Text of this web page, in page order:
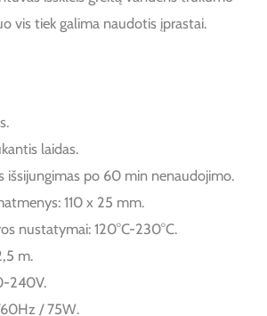
vis tiek galima naudotis įprastai.
laidas.
išsijungimas po 60 min nenaudojimo.
110 x 25 mm.
nustatymai: 120°C-230°C.
m.
240V.
/ 75W.